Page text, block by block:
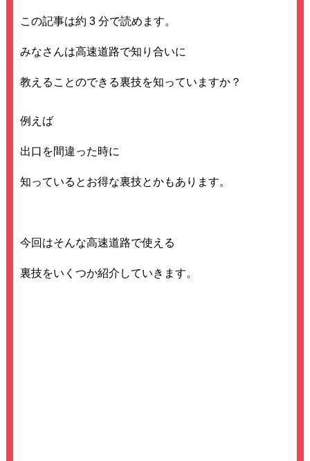
c
e
b
o
k
tt
er
e
n
a
ck
et
e
y
Li
この記事は約 3 分で読めます。
みなさんは高速道路で知り合いに
教えることのできる裏技を知っていますか？
例えば
出口を間違った時に
知っているとお得な裏技とかもあります。
今回はそんな高速道路で使える
裏技をいくつか紹介していきます。